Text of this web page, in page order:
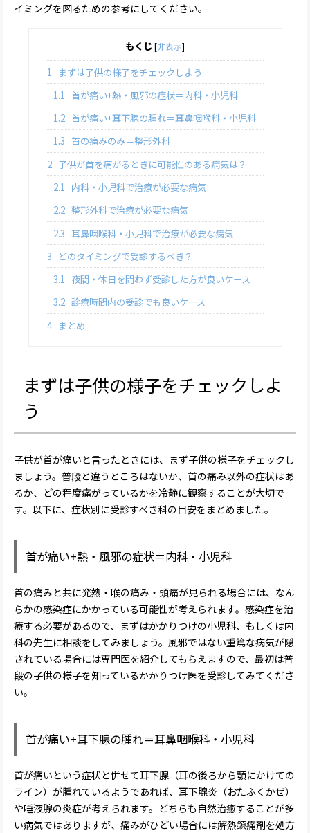
イミングを図るための参考にしてください。
もくじ[非表示]
1
まずは子供の様子をチェックしよう
1.1 首が痛い+熱・風邪の症状＝内科・小児科
1.2 首が痛い+耳下腺の腫れ＝耳鼻咽喉科・小児科
1.3 首の痛みのみ＝整形外科
2 子供が首を痛がるときに可能性のある病気は？
2.1 内科・小児科で治療が必要な病気
2.2 整形外科で治療が必要な病気
2.3 耳鼻咽喉科・小児科で治療が必要な病気
3
どのタイミングで受診するべき？
3.1 夜間・休日を問わず受診した方が良いケース
3.2 診療時間内の受診でも良いケース
4
まとめ
まずは子供の様子をチェックしよ
う
子供が首が痛いと言ったときには、まず子供の様子をチェックし
ましょう。普段と違うところはないか、首の痛み以外の症状はあ
るか、どの程度痛がっているかを冷静に観察することが大切で
す。以下に、症状別に受診すべき科の目安をまとめました。
首が痛い+熱・風邪の症状＝内科・小児科
首の痛みと共に発熱・喉の痛み・頭痛が見られる場合には、なん
らかの感染症にかかっている可能性が考えられます。感染症を治
療する必要があるので、まずはかかりつけの小児科、もしくは内
科の先生に相談をしてみましょう。風邪ではない重篤な病気が隠
されている場合には専門医を紹介してもらえますので、最初は普
段の子供の様子を知っているかかりつけ医を受診してみてくださ
い。
首が痛い+耳下腺の腫れ＝耳鼻咽喉科・小児科
首が痛いという症状と併せて耳下腺（耳の後ろから顎にかけての
ライン）が腫れているようであれば、耳下腺炎（おたふくかぜ）
や唾液腺の炎症が考えられます。どちらも自然治癒することが多
い病気ではありますが、痛みがひどい場合には解熱鎮痛剤を処方